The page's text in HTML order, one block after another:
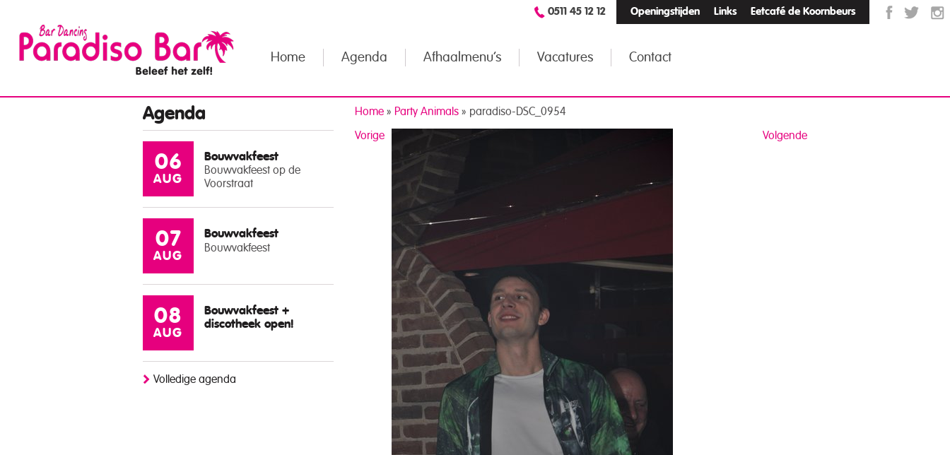
Openingstijden Links Eetcafé de Koornbeurs
0511 45 12 12
Home Agenda Afhaalmenu’s Vacatures Contact
Agenda
06
AUG
Bouwvakfeest
Bouwvakfeest op de
Voorstraat
07
AUG
Bouwvakfeest
Bouwvakfeest
08
AUG
Bouwvakfeest +
discotheek open!
Volledige agenda
Home » Party Animals » paradiso-DSC_0954
Volgende
Vorige